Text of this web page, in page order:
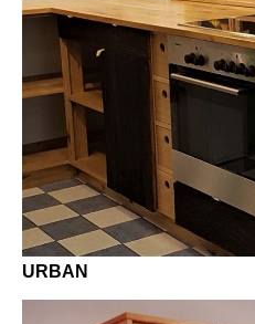
URBAN